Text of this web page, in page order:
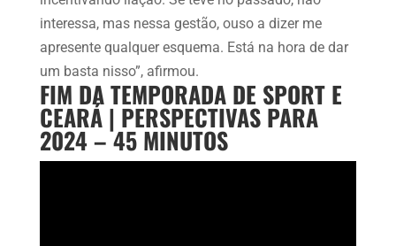
interessa, mas nessa gestão, ouso a dizer me
apresente qualquer esquema. Está na hora de dar
um basta nisso”, afirmou.
FIM DA TEMPORADA DE SPORT E
CEARÁ | PERSPECTIVAS PARA
2024 – 45 MINUTOS